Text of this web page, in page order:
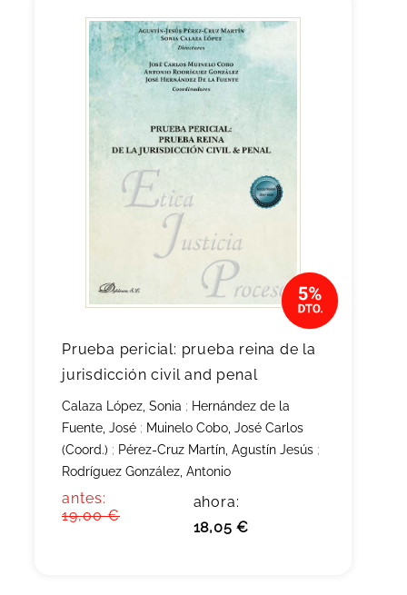
Prueba pericial: prueba reina de la
jurisdicción civil and penal
Calaza López, Sonia ; Hernández de la
Fuente, José ; Muinelo Cobo, José Carlos
(Coord.) ; Pérez-Cruz Martín, Agustín Jesús ;
Rodríguez González, Antonio
antes:
19,00 €
ahora:
18,05 €